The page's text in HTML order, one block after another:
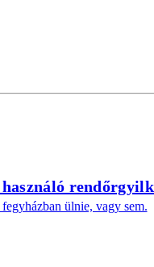
ülnie, vagy sem.